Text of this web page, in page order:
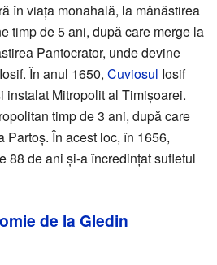
în viața monahală, la mânăstirea
timp de 5 ani, după care merge la
Pantocrator, unde devine
În anul 1650, Cuviosul Iosif
instalat Mitropolit al Timișoarei.
timp de 3 ani, după care
Partoș. În acest loc, în 1656,
88 de ani și-a încredințat sufletul
de la Gledin